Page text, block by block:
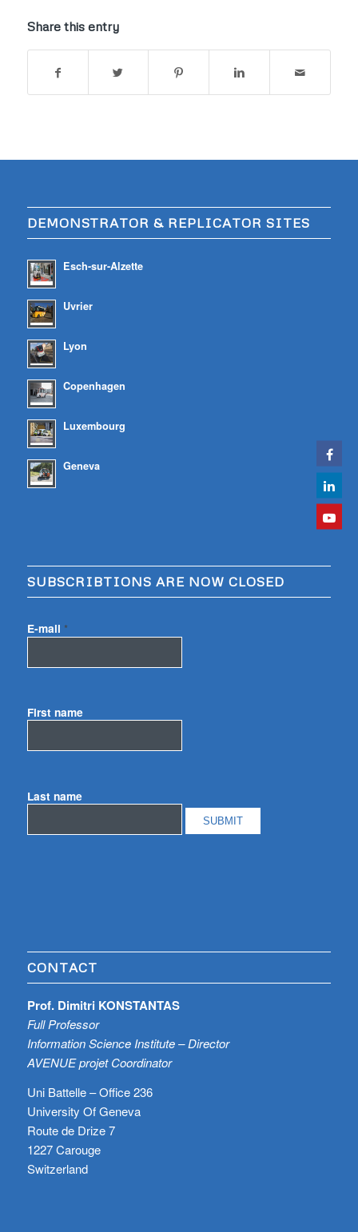
Share this entry
DEMONSTRATOR & REPLICATOR SITES
Esch-sur-Alzette
Uvrier
Lyon
Copenhagen
Luxembourg
Geneva
SUBSCRIBTIONS ARE NOW CLOSED
E-mail *
First name
Last name
CONTACT
Prof. Dimitri KONSTANTAS
Full Professor
Information Science Institute – Director
AVENUE projet Coordinator
Uni Battelle – Office 236
University Of Geneva
Route de Drize 7
1227 Carouge
Switzerland